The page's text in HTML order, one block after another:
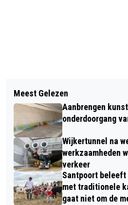
WANDELEXCURSIE
LANGS DE SNELWEG
SCHATZOEKERS
BIJ VELSEN
Meest Gelezen
Aanbrengen
onderdoorgang
Wijkertunnel na
werkzaamheden
verkeer
Santpoort beleeft
met traditionele
gaat niet om de